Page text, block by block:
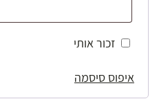
זכור אותי
איפוס סיסמה